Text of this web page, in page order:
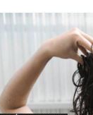
ต่สำหรับใครที่เป็นมือใ
เลอร์กับเขาบ้าง วันนี้จะขอมาอธิบายถึงข้อดีและข้อควรระวัง
ของการฉีดฟิลเลอร์ปรับ